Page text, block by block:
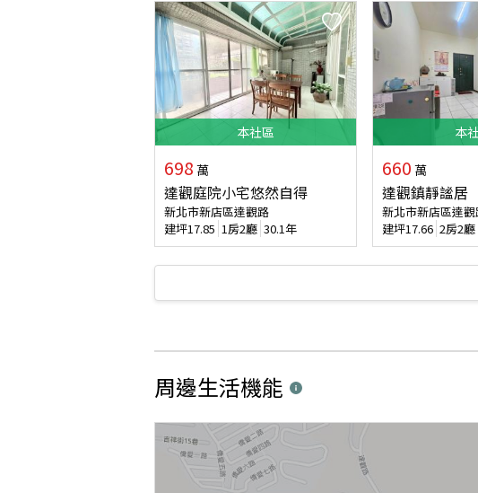
本社區
698 萬
達觀庭院小宅悠然自得
新北市新店區達觀路
建坪17.85 1房2廳 30.1年
本
660 萬
達觀鎮靜謐居
新北市新店區達
建坪17.66 2房2廳
周邊生活機能